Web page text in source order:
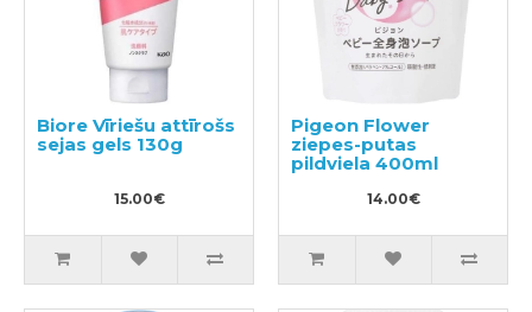
Biore Vīriešu attīrošs
sejas gels 130g
15.00€
Pigeon Flower
ziepes-putas
pildviela 400ml
14.00€